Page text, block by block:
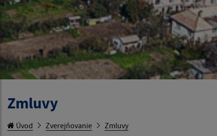
Zmluvy
Úvod Zverejňovanie Zmluvy